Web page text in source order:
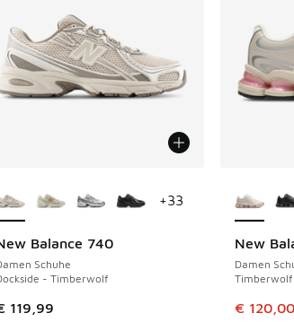
Balance 740
Schuhe
- Timberwolf
119,99
+33
New
Damen
Timberwolf
Dieser
€ 120,00
SPARE 59